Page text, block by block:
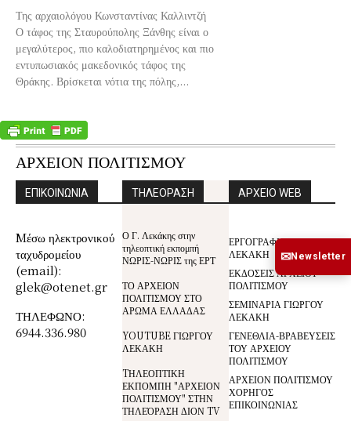
Της αρχαιολόγου Κωνσταντίνας Καλλιντζή
Ο τάφος της Σταυρούπολης Ξάνθης είναι ο
μεγαλύτερος, πιο καλοδιατηρημένος και πιο
εντυπωσιακός μακεδονικός τάφος της
Θράκης. Βρίσκεται νότια της πόλης,...
ΑΡΧΕΙΟΝ ΠΟΛΙΤΙΣΜΟΥ
ΕΠΙΚΟΙΝΩΝΙΑ
Mέσω ηλεκτρονικού
ταχυδρομείου
(email):
glek@otenet.gr
ΤΗΛΕΦΩΝΟ:
6944.336.980
ΤΗΛΕΟΡΑΣΗ
Ο Γ. Λεκάκης στην
τηλεοπτική εκπομπή
ΝΩΡΙΣ-ΝΩΡΙΣ της ΕΡΤ
ΤΟ ΑΡΧΕΙΟΝ
ΠΟΛΙΤΙΣΜΟΥ ΣΤΟ
ΑΡΩΜΑ ΕΛΛΑΔΑΣ
YOUTUBE ΓΙΩΡΓΟΥ
ΛΕΚΑΚΗ
TΗΛΕΟΠΤΙΚΗ
ΕΚΠΟΜΠΗ "ΑΡΧΕΙΟΝ
ΠΟΛΙΤΙΣΜΟΥ" ΣΤΗΝ
ΤΗΛΕΌΡΑΣΗ ΔΙΟΝ TV
ΑΡΧΕΙΟ WEB
ΕΡΓΟΓΡΑΦΙΑ ΓΙΩΡΓΟΥ
ΛΕΚΑΚΗ
ΕΚΔΟΣΕΙΣ ΑΡΧΕΙΟΥ
ΠΟΛΙΤΙΣΜΟΥ
ΣΕΜΙΝΑΡΙΑ ΓΙΩΡΓΟΥ
ΛΕΚΑΚΗ
ΓΕΝΕΘΛΙΑ-ΒΡΑΒΕΥΣΕΙΣ
ΤΟΥ ΑΡΧΕΙΟΥ
ΠΟΛΙΤΙΣΜΟΥ
ΑΡΧΕΙΟΝ ΠΟΛΙΤΙΣΜΟΥ
ΧΟΡΗΓΟΣ
ΕΠΙΚΟΙΝΩΝΙΑΣ
✉Newsletter